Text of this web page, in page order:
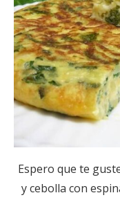
Espero que te
y cebolla con